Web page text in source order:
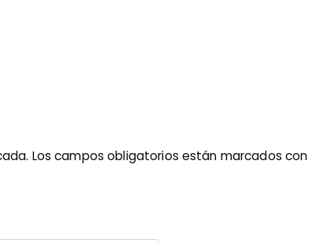
Los campos obligatorios están marcados con